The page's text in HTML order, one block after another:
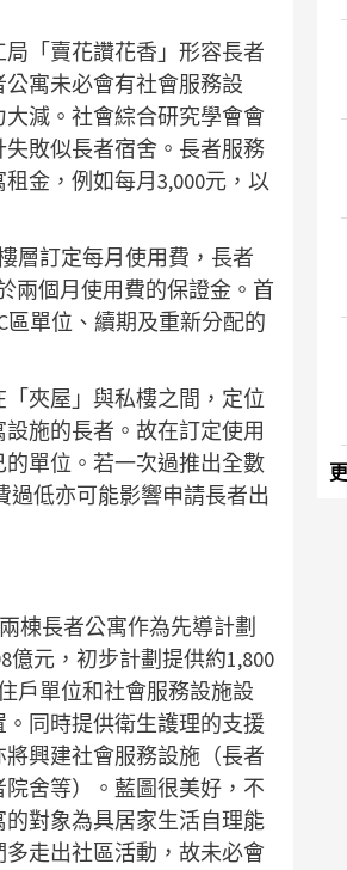
「賣花讚花香」形容長者
寓未必會有社會服務設
減。社會綜合研究學會會
敗似長者宿舍。長者服務
金，例如每月3,000元，以
層訂定每月使用費，長者
兩個月使用費的保證金。首
單位、續期及重新分配的
夾屋」與私樓之間，定位
施的長者。故在訂定使用
單位。若一次過推出全數
過低亦可能影響申請長者出
棟長者公寓作為先導計劃
元，初步計劃提供約1,800
戶單位和社會服務設施設
同時提供衛生護理的支援
興建社會服務設施（長者
舍等）。藍圖很美好，不
對象為具居家生活自理能
走出社區活動，故未必會